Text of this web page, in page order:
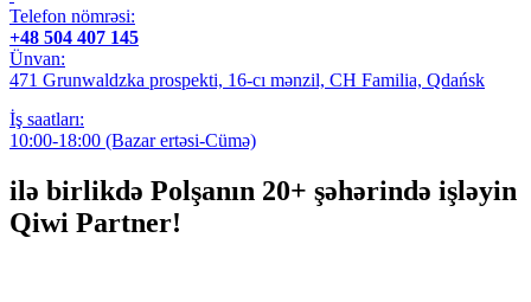
Telefon nömrəsi:
+48 504 407 145
Ünvan:
471 Grunwaldzka prospekti, 16-cı mənzil, CH Familia, Qdańsk
İş saatları:
10:00-18:00 (Bazar ertəsi-Cümə)
ilə birlikdə Polşanın 20+ şəhərində işləyin
Qiwi Partner!